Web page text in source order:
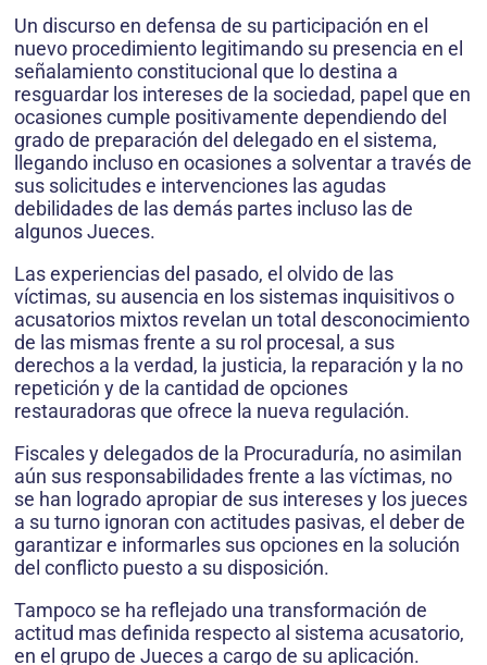
Un discurso en defensa de su participación en el
nuevo procedimiento legitimando su presencia en el
señalamiento constitucional que lo destina a
resguardar los intereses de la sociedad, papel que en
ocasiones cumple positivamente dependiendo del
grado de preparación del delegado en el sistema,
llegando incluso en ocasiones a solventar a través de
sus solicitudes e intervenciones las agudas
debilidades de las demás partes incluso las de
algunos Jueces.
Las experiencias del pasado, el olvido de las
víctimas, su ausencia en los sistemas inquisitivos o
acusatorios mixtos revelan un total desconocimiento
de las mismas frente a su rol procesal, a sus
derechos a la verdad, la justicia, la reparación y la no
repetición y de la cantidad de opciones
restauradoras que ofrece la nueva regulación.
Fiscales y delegados de la Procuraduría, no asimilan
aún sus responsabilidades frente a las víctimas, no
se han logrado apropiar de sus intereses y los jueces
a su turno ignoran con actitudes pasivas, el deber de
garantizar e informarles sus opciones en la solución
del conflicto puesto a su disposición.
Tampoco se ha reflejado una transformación de
actitud mas definida respecto al sistema acusatorio,
en el grupo de Jueces a cargo de su aplicación.